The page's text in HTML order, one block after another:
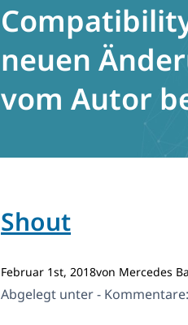
neuen
vom Autor
Shout
Februar 1st, 2018von Mercedes
Abgelegt unter - Kommentare: